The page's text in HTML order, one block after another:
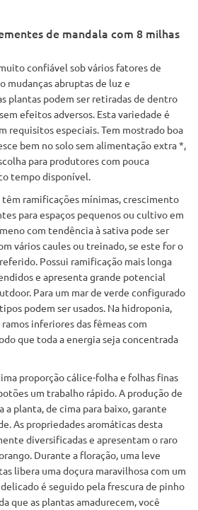
de mandala com 8 milhas
confiável sob vários fatores de
mudanças abruptas de luz e
plantas podem ser retiradas de dentro
efeitos adversos. Esta variedade é
requisitos especiais. Tem mostrado boa
bem no solo sem alimentação extra *,
para produtores com pouca
tempo disponível.
ramificações mínimas, crescimento
para espaços pequenos ou cultivo em
com tendência à sativa pode ser
vários caules ou treinado, se este for o
Possui ramificação mais longa
e apresenta grande potencial
Para um mar de verde configurado
podem ser usados. Na hidroponia,
inferiores das fêmeas com
que toda a energia seja concentrada
proporção cálice-folha e folhas finas
um trabalho rápido. A produção de
a planta, de cima para baixo, garante
As propriedades aromáticas desta
diversificadas e apresentam o raro
Durante a floração, uma leve
libera uma doçura maravilhosa com um
é seguido pela frescura de pinho
que as plantas amadurecem, você